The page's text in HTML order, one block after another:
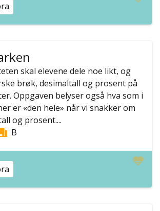
skal elevene dele noe likt, og
brøk, desimaltall og prosent på
Oppgaven belyser også hva som i
er «den hele» når vi snakker om
og prosent....
B